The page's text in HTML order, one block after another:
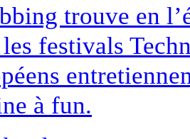
trouve en
festivals
à fun.